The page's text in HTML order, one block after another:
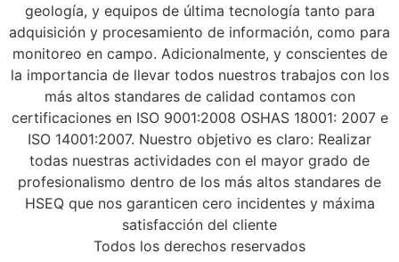
geología, y equipos de última tecnología tanto para
adquisición y procesamiento de información, como para
monitoreo en campo. Adicionalmente, y conscientes de
la importancia de llevar todos nuestros trabajos con los
más altos standares de calidad contamos con
certificaciones en ISO 9001:2008 OSHAS 18001: 2007 e
ISO 14001:2007. Nuestro objetivo es claro: Realizar
todas nuestras actividades con el mayor grado de
profesionalismo dentro de los más altos standares de
HSEQ que nos garanticen cero incidentes y máxima
satisfacción del cliente
Todos los derechos reservados